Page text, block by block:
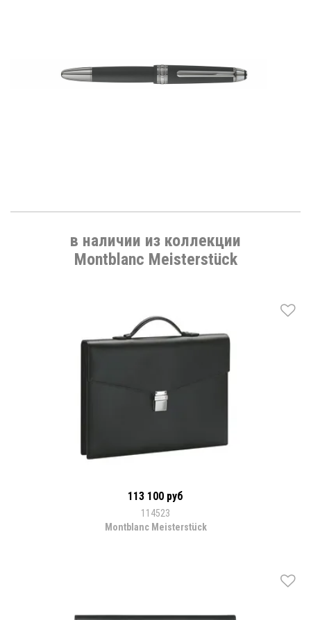
в наличии из коллекции
Montblanc Meisterstück
113 100 руб
114523
Montblanc Meisterstück